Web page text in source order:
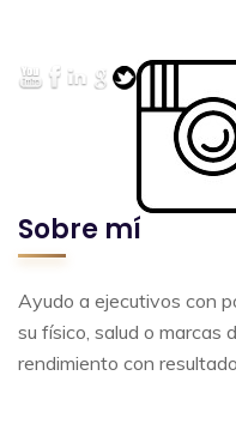
Sobre mí
Ayudo a ejecutivos con
su físico, salud o marcas
rendimiento con